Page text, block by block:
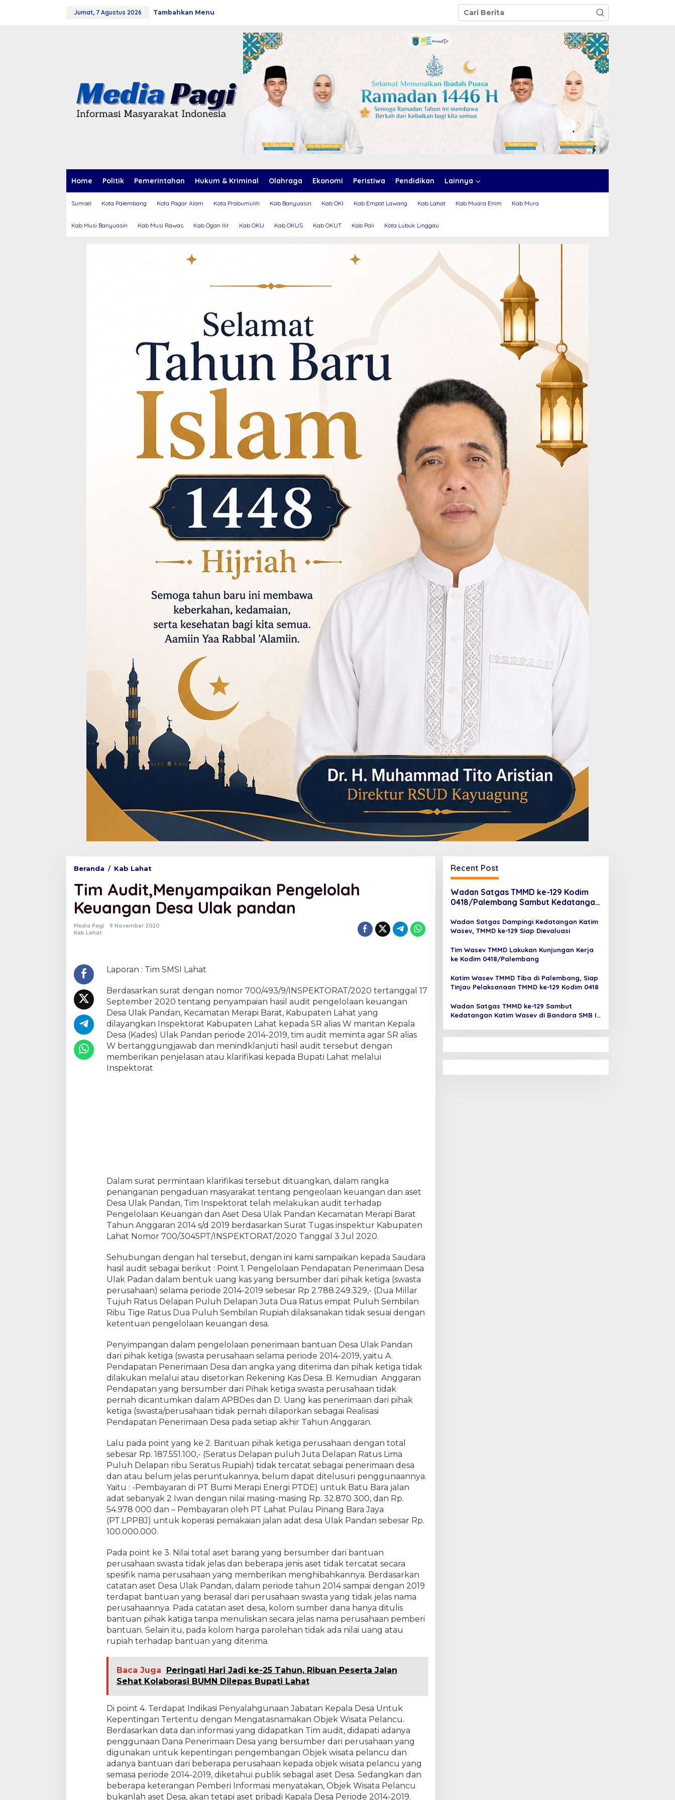
Jumat, 7 Agustus 2026 Tambahkan Menu
Home Politik Pemerintahan Hukum & Kriminal Olahraga Ekonomi Peristiwa Pendidikan Lainnya
Sumsel Kota Palembang Kota Pagar Alam Kota Prabumulih Kab Banyuasin Kab OKI Kab Empat Lawang Kab Lahat Kab Muara Enim Kab Mura
Kab Musi Banyuasin Kab Musi Rawas Kab Ogan Ilir Kab OKU Kab OKUS Kab OKUT Kab Pali Kota Lubuk Linggau
Beranda / Kab Lahat
m
A
i
n
m
p
a
i
k
a
n
P
e
n
g
a
n
e
s
U
l
k
p
a
n
d
a
Tim Audit,Menyampaikan Pengelolah
Keuangan Desa Ulak pandan
Media Pagi
9 November 2020
Kab Lahat
Laporan : Tim SMSI Lahat
Berdasarkan surat dengan nomor 700/493/9/INSPEKTORAT/2020 tertanggal 17
September 2020 tentang penyampaian hasil audit pengelolaan keuangan
Desa Ulak Pandan, Kecamatan Merapi Barat, Kabupaten Lahat yang
dilayangkan Inspektorat Kabupaten Lahat kepada SR alias W mantan Kepala
Desa (Kades) Ulak Pandan periode 2014-2019, tim audit meminta agar SR alias
W bertanggungjawab dan menindklanjuti hasil audit tersebut dengan
memberikan penjelasan atau klarifikasi kepada Bupati Lahat melalui
Inspektorat
Dalam surat permintaan klarifikasi tersebut dituangkan, dalam rangka
penanganan pengaduan masyarakat tentang pengeolaan keuangan dan aset
Desa Ulak Pandan, Tim Inspektorat telah melakukan audit terhadap
Pengelolaan Keuangan dan Aset Desa Ulak Pandan Kecamatan Merapi Barat
Tahun Anggaran 2014 s/d 2019 berdasarkan Surat Tugas inspektur Kabupaten
Lahat Nomor 700/3045PT/INSPEKTORAT/2020 Tanggal 3 Jul 2020.
Sehubungan dengan hal tersebut, dengan ini kami sampaikan kepada Saudara
hasil audit sebagai berikut : Point 1. Pengelolaan Pendapatan Penerimaan Desa
Ulak Padan dalam bentuk uang kas yang bersumber dari pihak ketiga (swasta
perusahaan) selama periode 2014-2019 sebesar Rp 2.788.249.329,- (Dua Millar
Tujuh Ratus Delapan Puluh Delapan Juta Dua Ratus empat Puluh Sembilan
Ribu Tige Ratus Dua Puluh Sembilan Rupiah dilaksanakan tidak sesuai dengan
ketentuan pengelolaan keuangan desa.
Penyimpangan dalam pengelolaan penerimaan bantuan Desa Ulak Pandan
dari pihak ketiga (swasta perusahaan selama periode 2014-2019, yaitu A.
Pendapatan Penerimaan Desa dan angka yang diterima dan pihak ketiga tidak
dilakukan melalui atau disetorkan Rekening Kas Desa. B. Kemudian Anggaran
Pendapatan yang bersumber dari Pihak ketiga swasta perusahaan tidak
pernah dicantumkan dalam APBDes dan D. Uang kas penerimaan dari pihak
ketiga (swasta/perusahaan tidak pernah dilaporkan sebagai Realisasi
Pendapatan Penerimaan Desa pada setiap akhir Tahun Anggaran.
Lalu pada point yang ke 2. Bantuan pihak ketiga perusahaan dengan total
sebesar Rp. 187.551.100,- (Seratus Delapan puluh Juta Delapan Ratus Lima
Puluh Delapan ribu Seratus Rupiah) tidak tercatat sebagai penerimaan desa
dan atau belum jelas peruntukannya, belum dapat ditelusuri penggunaannya.
Yaitu : -Pembayaran di PT Bumi Merapi Energi PTDE) untuk Batu Bara jalan
adat sebanyak 2 Iwan dengan nilai masing-masing Rp. 32.870 300, dan Rp.
54.978 000 dan – Pembayaran oleh PT Lahat Pulau Pinang Bara Jaya
(PT.LPPBJ) untuk koperasi pemakaian jalan adat desa Ulak Pandan sebesar Rp.
100.000.000.
Pada point ke 3. Nilai total aset barang yang bersumber dari bantuan
perusahaan swasta tidak jelas dan beberapa jenis aset tidak tercatat secara
spesifik nama perusahaan yang memberikan menghibahkannya. Berdasarkan
catatan aset Desa Ulak Pandan, dalam periode tahun 2014 sampai dengan 2019
terdapat bantuan yang berasal dari perusahaan swasta yang tidak jelas nama
perusahaannya. Pada catatan aset desa, kolom sumber dana hanya ditulis
bantuan pihak katiga tanpa menuliskan secara jelas nama perusahaan pemberi
bantuan. Selain itu, pada kolom harga parolehan tidak ada nilai uang atau
rupiah terhadap bantuan yang diterima.
Baca Juga
Peringati Hari Jadi ke-25 Tahun, Ribuan Peserta Jalan
Sehat Kolaborasi BUMN Dilepas Bupati Lahat
Di point 4. Terdapat Indikasi Penyalahgunaan Jabatan Kepala Desa Untuk
Kepentingan Tertentu dengan Mengatasnamakan Objek Wisata Pelancu.
Berdasarkan data dan informasi yang didapatkan Tim audit, didapati adanya
penggunaan Dana Penerimaan Desa yang bersumber dari perusahaan yang
digunakan untuk kepentingan pengembangan Objek wisata pelancu dan
adanya bantuan dari beberapa perusahaan kepada objek wisata pelancu yang
semasa periode 2014-2019, diketahui publik sebagal aset Desa. Sedangkan dan
beberapa keterangan Pemberi Informasi menyatakan, Objek Wisata Pelancu
bukanlah aset Desa, akan tetapi aset pribadi Kapala Desa Periode 2014-2019.
Recent Post
Wadan Satgas TMMD ke-129 Kodim
0418/Palembang Sambut Kedatangan
Wadan Satgas Dampingi Kedatangan Katim
Wasev, TMMD ke-129 Siap Dievaluasi
Tim Wasev TMMD Lakukan Kunjungan Kerja
ke Kodim 0418/Palembang
Katim Wasev TMMD Tiba di Palembang, Siap
Tinjau Pelaksanaan TMMD ke-129 Kodim 0418
Wadan Satgas TMMD ke-129 Sambut
Kedatangan Katim Wasev di Bandara SMB II